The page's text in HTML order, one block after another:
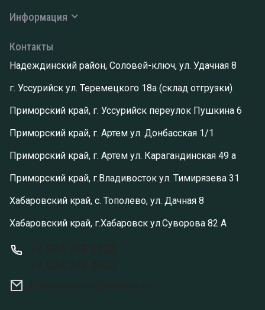
Информация
Контакты
Надеждинский район, Соловей-ключ, ул. Удачная 8
г. Уссурийск ул. Теремецкого 18а (склад отгрузки)
Приморский край, г. Уссурийск переулок Пушкина 6
Приморский край, г. Артем ул. Донбасская 1/1
Приморский край, г. Артем ул. Карагандинская 49 а
Приморский край, г.Владивосток ул. Тимирязева 31
Хабаровский край, с. Тополево, ул. Дачная 8
Хабаровский край, г.Хабаровск ул.Суворова 82 А